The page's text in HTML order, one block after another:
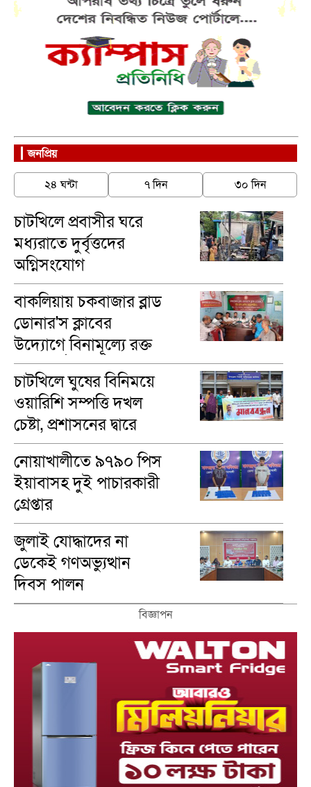
জনপ্রিয়
২৪ ঘন্টা ৭ দিন ৩০ দিন
চাটখিলে প্রবাসীর ঘরে
মধ্যরাতে দুর্বৃত্তদের
অগ্নিসংযোগ
বাকলিয়ায় চকবাজার ব্লাড
ডোনার'স ক্লাবের
উদ্যোগে বিনামূল্যে রক্ত
গ্রুপ নির্ণয়
চাটখিলে ঘুষের বিনিময়ে
ওয়ারিশি সম্পত্তি দখল
চেষ্টা, প্রশাসনের দ্বারে
ভুক্তভোগীরা
নোয়াখালীতে ৯৭৯০ পিস
ইয়াবাসহ দুই পাচারকারী
গ্রেপ্তার
জুলাই যোদ্ধাদের না
ডেকেই গণঅভ্যুত্থান
দিবস পালন
বিজ্ঞাপন